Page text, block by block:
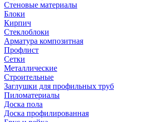
Стеновые материалы
Блоки
Кирпич
Стеклоблоки
Арматура композитная
Профлист
Сетки
Металлические
Строительные
Заглушки для профильных труб
Пиломатериалы
Доска пола
Доска профилированная